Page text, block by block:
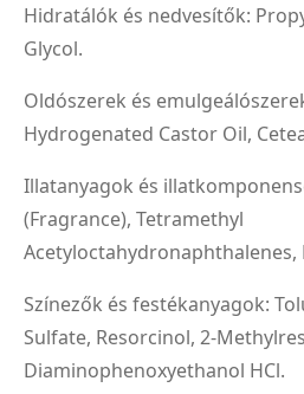
Hidratálók és nedvesítők:
Glycol.
Oldószerek és
Hydrogenated Castor Oil,
Illatanyagok és
(Fragrance), Tetramethyl
Acetyloctahydronaphthalenes,
Színezők és festékanyagok:
Sulfate, Resorcinol, 2-
Diaminophenoxyethanol HCl.